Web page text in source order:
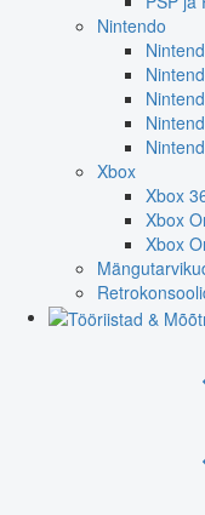
Nintendo
Xbox
Xbox
Xbox
Xbox